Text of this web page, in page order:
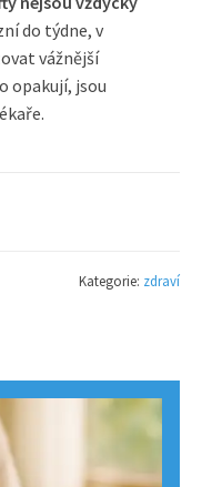
do týdne, v
vážnější
opakují, jsou
Kategorie: zdraví